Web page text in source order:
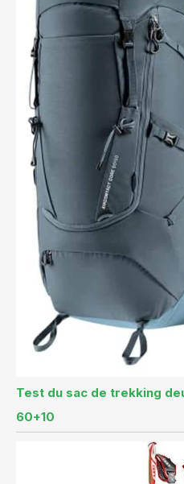
Test du sac de trekking
60+10